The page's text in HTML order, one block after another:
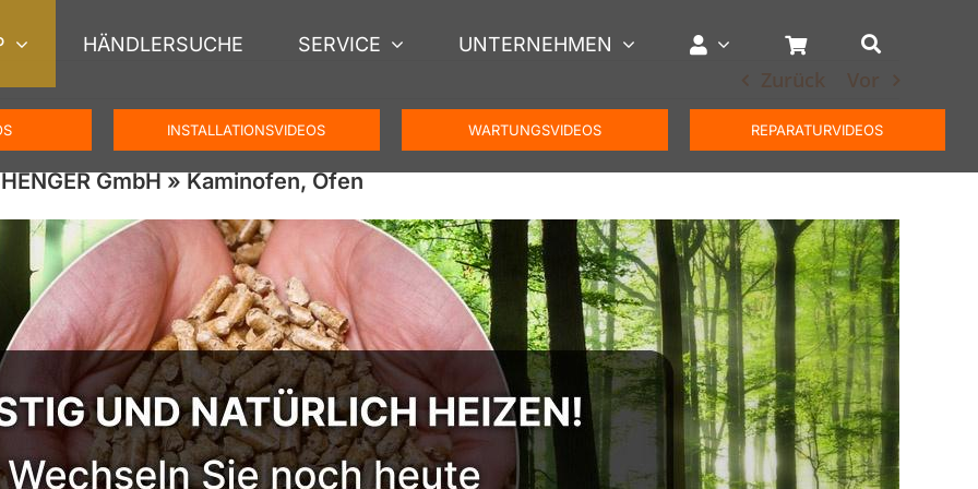
HÄNDLERSUCHE SERVICE UNTERNEHMEN
INSTALLATIONSVIDEOS WARTUNGSVIDEOS REPARATURVIDEOS
Zurück Vor
GmbH » Kaminofen, Ofen